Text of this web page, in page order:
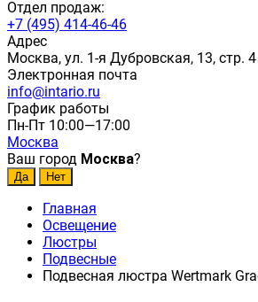
Отдел продаж:
+7 (495) 414-46-46
Адрес
Москва, ул. 1-я Дубровская, 13, стр. 4
Электронная почта
info@intario.ru
График работы
Пн-Пт 10:00—17:00
Москва
Ваш город Москва?
Главная
Освещение
Люстры
Подвесные
Подвесная люстра Wertmark